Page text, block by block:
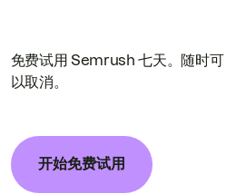
免费试用 Semrush 七天。随时可
以取消。
开始免费试用